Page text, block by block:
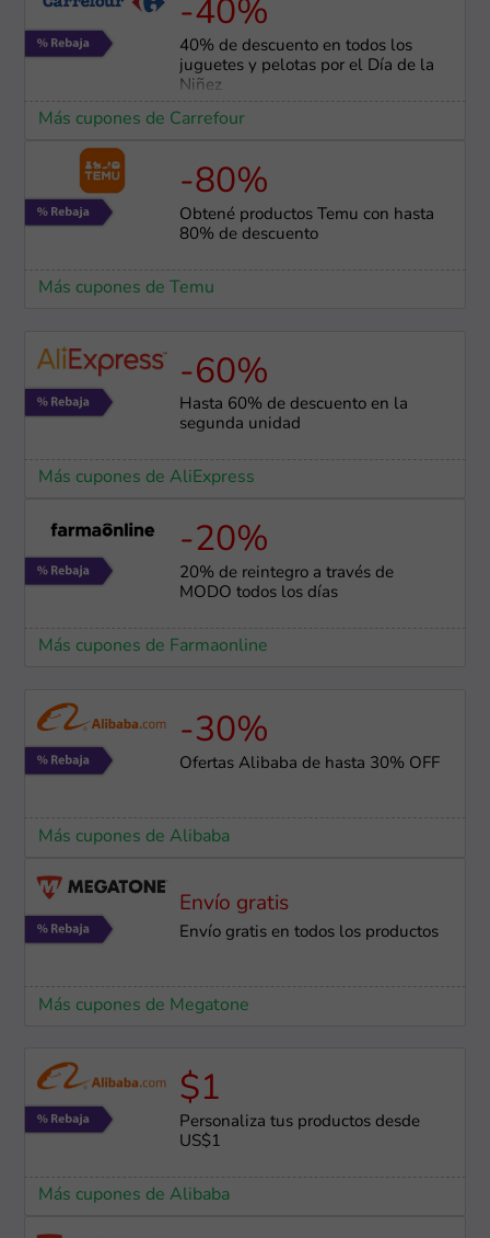
-40%
40% de descuento en todos los
juguetes y pelotas por el Día de la
Niñez
Más cupones de Carrefour
-80%
Obtené productos Temu con hasta
80% de descuento
Más cupones de Temu
-60%
Hasta 60% de descuento en la
segunda unidad
Más cupones de AliExpress
-20%
20% de reintegro a través de
MODO todos los días
Más cupones de Farmaonline
-30%
Ofertas Alibaba de hasta 30% OFF
Más cupones de Alibaba
Envío gratis
Envío gratis en todos los productos
Más cupones de Megatone
$1
Personaliza tus productos desde
US$1
Más cupones de Alibaba